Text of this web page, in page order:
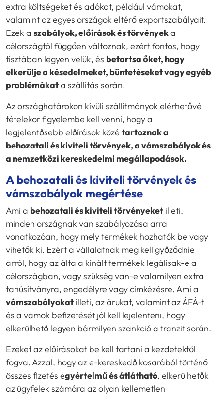
extra költségeket és adókat, például vámokat,
valamint az egyes országok eltérő exportszabályait.
Ezek a szabályok, előírások és törvényeka
célországtól függően változnak, ezért fontos, hogy
tisztában legyen velük, és betartsa őket, hogy
elkerülje a késedelmeket, büntetéseket vagy egyéb
problémákata szállítás során.
Az országhatárokon kívüli szállítmányok elérhetővé
tételekor figyelembe kell venni, hogy a
legjelentősebb előírások közé tartoznak a
behozatali és kiviteli törvények, a vámszabályok és
a nemzetközi kereskedelmi megállapodások.
A behozatali és kiviteli törvények és
vámszabályok megértése
Ami a behozatali és kiviteli törvényeket illeti,
minden országnak van szabályozása arra
vonatkozóan, hogy mely termékek hozhatók be vagy
vihetők ki. Ezért a vállalatnak meg kell győződnie
arról, hogy az általa kínált termékek legálisak-e a
célországban, vagy szükség van-e valamilyen extra
tanúsítványra, engedélyre vagy címkézésre. Ami a
vámszabályokat illeti, az árukat, valamint az ÁFÁ-t
és a vámok befizetését jól kell lejelenteni, hogy
elkerülhető legyen bármilyen szankció a tranzit során.
Ezeket az előírásokat be kell tartani a kezdetektől
fogva. Azzal, hogy az e-kereskedő kosarából történő
összes fizetés egyértelmű és átlátható, elkerülhetők
az ügyfelek számára az olyan kellemetlen